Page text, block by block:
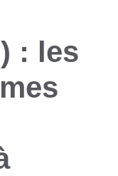
: les